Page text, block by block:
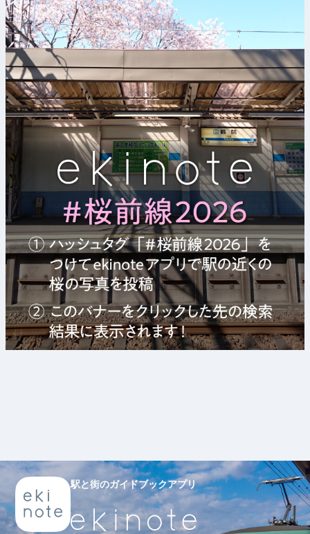
駅と街のガイドブックアプリ